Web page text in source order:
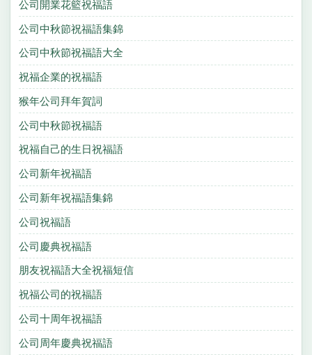
公司開業花籃祝福語
公司中秋節祝福語集錦
公司中秋節祝福語大全
祝福企業的祝福語
猴年公司拜年賀詞
公司中秋節祝福語
祝福自己的生日祝福語
公司新年祝福語
公司新年祝福語集錦
公司祝福語
公司慶典祝福語
朋友祝福語大全祝福短信
祝福公司的祝福語
公司十周年祝福語
公司周年慶典祝福語